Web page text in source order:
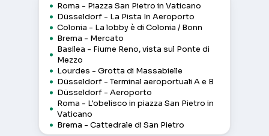
Roma - Piazza San Pietro in Vaticano
Düsseldorf - La Pista In Aeroporto
Colonia - La lobby è di Colonia / Bonn
Brema - Mercato
Basilea - Fiume Reno, vista sul Ponte di
Mezzo
Lourdes - Grotta di Massabielle
Düsseldorf - Terminal aeroportuali A e B
Düsseldorf - Aeroporto
Roma - L'obelisco in piazza San Pietro in
Vaticano
Brema - Cattedrale di San Pietro